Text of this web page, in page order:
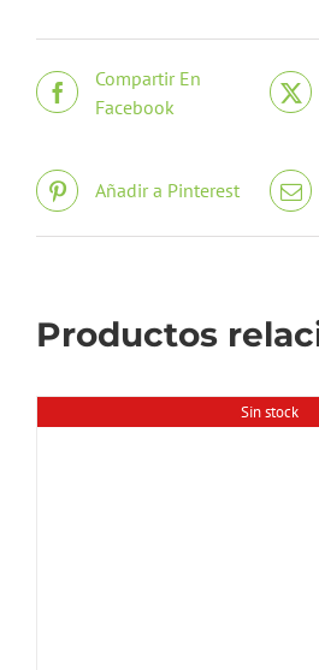
Compartir En
Facebook
Añadir a Pinterest
Productos
Sin stock